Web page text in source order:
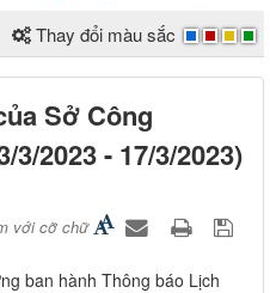
Thay đổi màu sắc
Sở Công
2023 - 17/3/2023)
với cỡ chữ
ban hành Thông báo Lịch